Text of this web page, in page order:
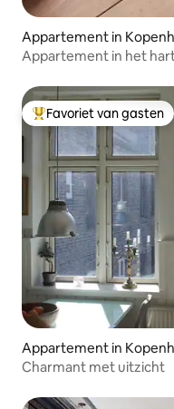
Appartement in
Appartement in het
Topfavoriet van gasten
Favoriet van gasten
Appartement in
Charmant met uitzicht